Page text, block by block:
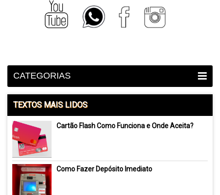
CATEGORIAS
TEXTOS MAIS LIDOS
Cartão Flash Como Funciona e Onde Aceita?
Como Fazer Depósito Imediato